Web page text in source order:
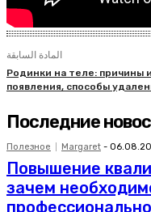
المادة السابقة
Родинки на теле: причины
появления, способы
Последние
Полезное Margaret -
Повышение
зачем